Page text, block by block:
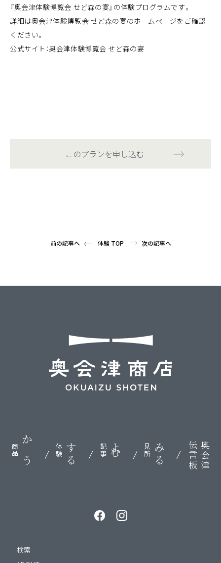
『奥会津体験博覧会 せど森の宴』の体験プログラムです。
詳細は奥会津体験博覧会 せど森の宴のホームページをご確認
ください。
公式サイト：奥会津体験博覧会 せど森の宴
このプランを申し込む
前の記事へ 体験 TOP 次の記事へ
かう
商品 する
体験 よむ
記事 みる
見所 奥会津
伝言板
検索